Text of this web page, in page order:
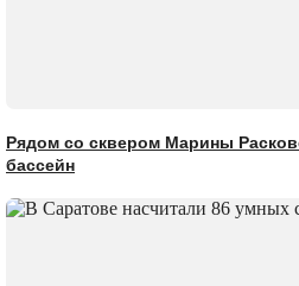
Рядом со сквером Марины
бассейн